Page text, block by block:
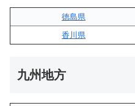
徳島県
香川県
九州地方